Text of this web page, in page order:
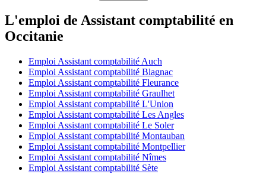
L'emploi de Assistant comptabilité en
Occitanie
Emploi Assistant comptabilité Auch
Emploi Assistant comptabilité Blagnac
Emploi Assistant comptabilité Fleurance
Emploi Assistant comptabilité Graulhet
Emploi Assistant comptabilité L'Union
Emploi Assistant comptabilité Les Angles
Emploi Assistant comptabilité Le Soler
Emploi Assistant comptabilité Montauban
Emploi Assistant comptabilité Montpellier
Emploi Assistant comptabilité Nîmes
Emploi Assistant comptabilité Sète